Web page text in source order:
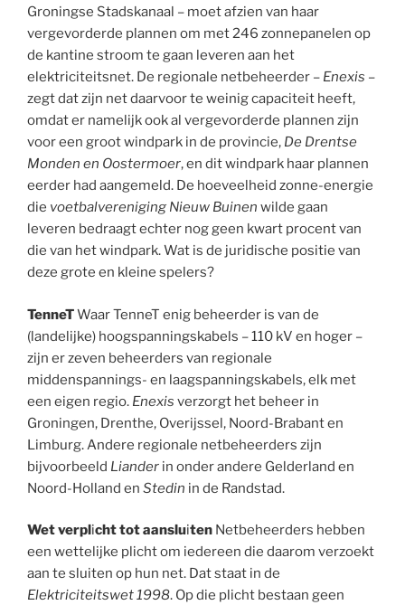
Groningse Stadskanaal – moet afzien van haar
vergevorderde plannen om met 246 zonnepanelen op
de kantine stroom te gaan leveren aan het
elektriciteitsnet. De regionale netbeheerder – Enexis –
zegt dat zijn net daarvoor te weinig capaciteit heeft,
omdat er namelijk ook al vergevorderde plannen zijn
voor een groot windpark in de provincie, De Drentse
Monden en Oostermoer, en dit windpark haar plannen
eerder had aangemeld. De hoeveelheid zonne-energie
die voetbalvereniging Nieuw Buinen wilde gaan
leveren bedraagt echter nog geen kwart procent van
die van het windpark. Wat is de juridische positie van
deze grote en kleine spelers?
TenneTWaar TenneT enig beheerder is van de
(landelijke) hoogspanningskabels – 110 kV en hoger –
zijn er zeven beheerders van regionale
middenspannings- en laagspanningskabels, elk met
een eigen regio. Enexis verzorgt het beheer in
Groningen, Drenthe, Overijssel, Noord-Brabant en
Limburg. Andere regionale netbeheerders zijn
bijvoorbeeld Liander in onder andere Gelderland en
Noord-Holland en Stedin in de Randstad.
Wet verplicht tot aansluiten Netbeheerders hebben
een wettelijke plicht om iedereen die daarom verzoekt
aan te sluiten op hun net. Dat staat in de
Elektriciteitswet 1998. Op die plicht bestaan geen